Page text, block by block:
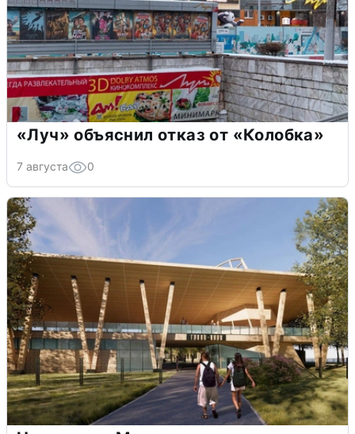
«Луч» объяснил отказ от «Колобка»
7 августа 0